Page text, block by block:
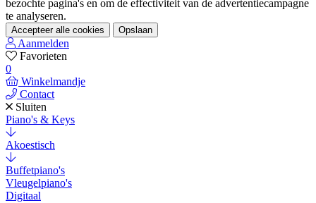
bezochte pagina's en om de effectiviteit van de advertentiecampagne
te analyseren.
Accepteer alle cookies Opslaan
Aanmelden
Favorieten
0
Winkelmandje
Contact
Sluiten
Piano's & Keys
Akoestisch
Buffetpiano's
Vleugelpiano's
Digitaal